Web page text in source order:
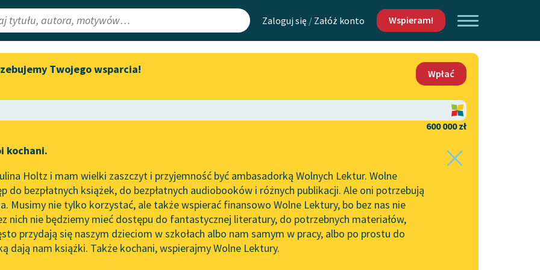
Zaloguj się / Załóż konto Wspieram!
Lektury
redakcyjne
Aktualności
„Prokurator Alicja Horn” do
literatury skandynawskiej
Spotkanie z Katarzyną Tunkiel
w Oslo
102. lata temu zmarł Joseph
Conrad
Mapa Wolnych Lektur
Leśmianator
API
OAI-PMH
Widget Wolnych Lektur
Kontakt
O projekcie
Zasady wykorzystania
Wolnych Lektur
Logotypy
Materiały promocyjne
Twojego wsparcia!
Wpłać
600 000 zł
kochani.
Holtz i mam wielki zaszczyt i przyjemność być ambasadorką Wolnych Lektur. Wolne
do bezpłatnych książek, do bezpłatnych audiobooków i różnych publikacji. Ale oni potrzebują
Musimy nie tylko korzystać, ale także wspierać finansowo Wolne Lektury, bo bez nas nie
nich nie będziemy mieć dostępu do fantastycznej literatury, do potrzebnych materiałów,
przydają się naszym dzieciom w szkołach albo nam samym w pracy, albo po prostu do
dają nam książki. Także kochani, wspierajmy Wolne Lektury.
Fraszka✖ Liryka✖